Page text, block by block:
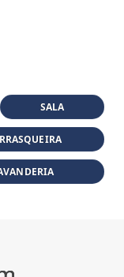
SALA